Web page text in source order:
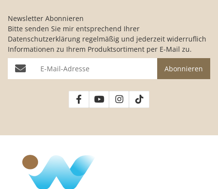
Newsletter Abonnieren
Bitte senden Sie mir entsprechend Ihrer
Datenschutzerklärung regelmäßig und jederzeit widerruflich
Informationen zu Ihrem Produktsortiment per E-Mail zu.
E-Mail-Adresse Abonnieren